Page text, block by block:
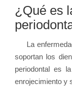
¿Qué es
La
soportan los
periodontal es
enrojecimiento y